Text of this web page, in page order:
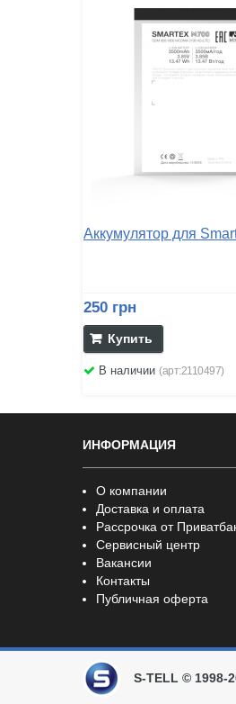
Аккумулятор для
250 грн
Купить
В наличии (арт:2110497)
ИНФОРМАЦИЯ
О компании
Доставка и оплата
Рассрочка от
Сервисный центр
Вакансии
Контакты
Публичная оферта
S-TELL © 1998-